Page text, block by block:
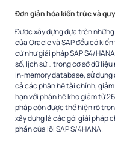
Đơn giản hóa kiến trúc và
Được xây dựng dựa trên
của Oracle và SAP đều có
cử như giải pháp SAP S4/
số, lịch sử… trong cơ sở dữ
In-memory database, sử
cả các phân hệ tài chính,
hạn với phân hệ kho giảm từ
pháp còn được thể hiện rõ
xây dựng là các gói giải pháp
phần của lõi SAP S/4HANA.